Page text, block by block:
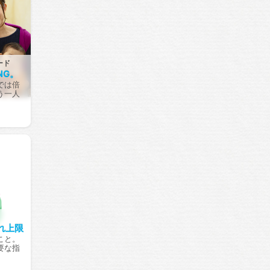
ド
。
は倍
一人
上限
。
な指